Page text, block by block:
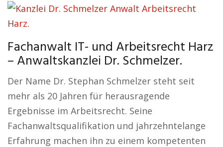
Fachanwalt IT- und Arbeitsrecht Harz
– Anwaltskanzlei Dr. Schmelzer.
Der Name Dr. Stephan Schmelzer steht seit
mehr als 20 Jahren für herausragende
Ergebnisse im Arbeitsrecht. Seine
Fachanwaltsqualifikation und jahrzehntelange
Erfahrung machen ihn zu einem kompetenten